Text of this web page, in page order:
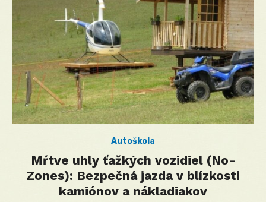
Autoškola
Mŕtve uhly ťažkých vozidiel (No-
Zones): Bezpečná jazda v blízkosti
kamiónov a nákladiakov